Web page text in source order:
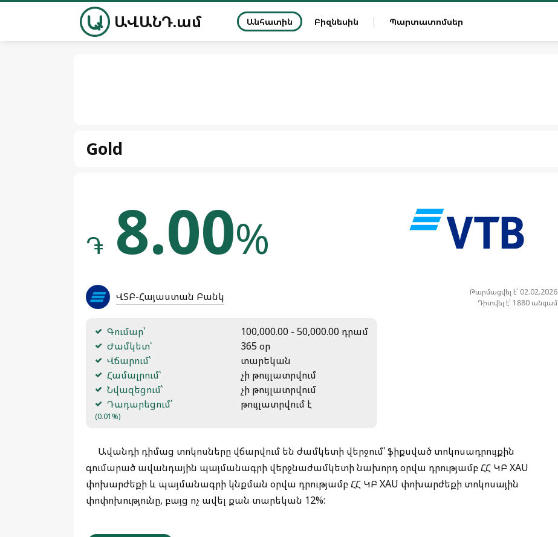
ԱՎԱՆԴ.ամ Անհատին Բիզնեսին Պարտատոմսեր
Gold
Թարմացվել է՝ 02.02.2026
Դիտվել է՝ 1880 անգամ
֏ 8.00%
ՎՏԲ-Հայաստան Բանկ
Գումար՝
100,000.00 - 50,000.00 դրամ
Ժամկետ՝
365 օր
Վճարում՝
տարեկան
Համալրում՝
չի թույլատրվում
Նվազեցում՝
չի թույլատրվում
Դադարեցում՝
թույլատրվում է
(0.01%)
Ավանդի դիմաց տոկոսները վճարվում են ժամկետի վերջում՝ ֆիքսված տոկոսադրույքին
գումարած ավանդային պայմանագրի վերջնաժամկետի նախորդ օրվա դրությամբ ՀՀ ԿԲ XAU
փոխարժեքի և պայմանագրի կնքման օրվա դրությամբ ՀՀ ԿԲ XAU փոխարժեքի տոկոսային
փոփոխությունը, բայց ոչ ավել քան տարեկան 12%: